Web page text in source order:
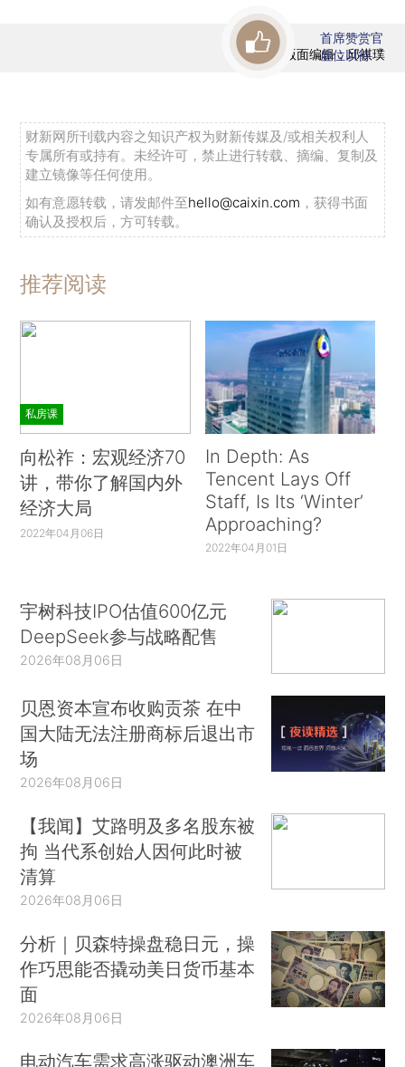
版面编辑：邱祺璞
首席赞赏官
虚位以待
财新网所刊载内容之知识产权为财新传媒及/或相关权利人
专属所有或持有。未经许可，禁止进行转载、摘编、复制及
建立镜像等任何使用。
如有意愿转载，请发邮件至hello@caixin.com ，获得书面
确认及授权后，方可转载。
推荐阅读
私房课
向松祚：宏观经济70
讲，带你了解国内外
经济大局
2022年04月06日
In Depth: As
Tencent Lays Off
Staff, Is Its ‘Winter’
Approaching?
2022年04月01日
宇树科技IPO估值600亿元
DeepSeek参与战略配售
2026年08月06日
贝恩资本宣布收购贡茶 在中
国大陆无法注册商标后退出市
场
2026年08月06日
【我闻】艾路明及多名股东被
拘 当代系创始人因何此时被
清算
2026年08月06日
分析｜贝森特操盘稳日元，操
作巧思能否撬动美日货币基本
面
2026年08月06日
电动汽车需求高涨驱动澳洲车